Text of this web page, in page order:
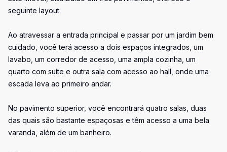
seguinte layout:
Ao atravessar a entrada principal e passar por um jardim bem
cuidado, você terá acesso a dois espaços integrados, um
lavabo, um corredor de acesso, uma ampla cozinha, um
quarto com suíte e outra sala com acesso ao hall, onde uma
escada leva ao primeiro andar.
No pavimento superior, você encontrará quatro salas, duas
das quais são bastante espaçosas e têm acesso a uma bela
varanda, além de um banheiro.